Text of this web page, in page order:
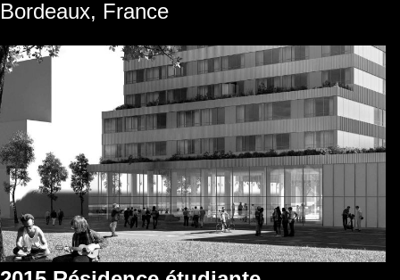
Bordeaux, France